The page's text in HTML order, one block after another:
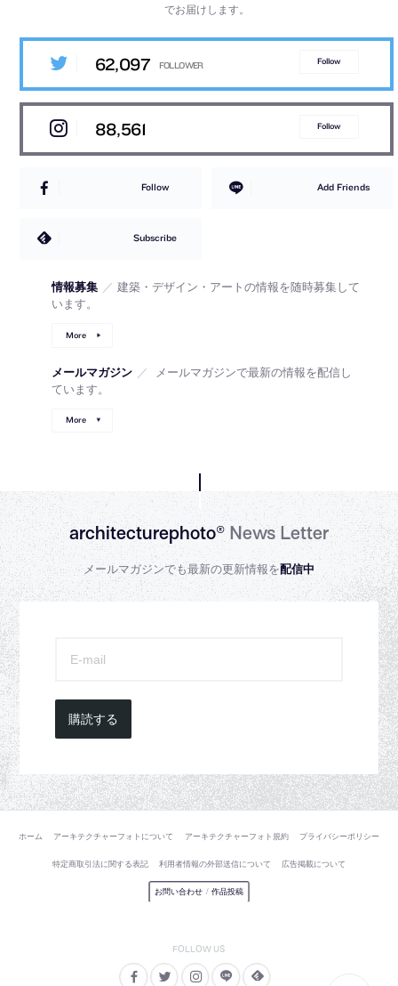
でお届けします。
62,097 Follow
88,561 Follow
Follow Add Friends
Subscribe
情報募集 ／ 建築・デザイン・アートの情報を随時募集して
います。
More
メールマガジン ／
メールマガジンで最新の情報を配信し
ています。
More
architecturephoto®News Letter
メールマガジンでも最新の更新情報を配信中
購読する
ホーム アーキテクチャーフォトについて アーキテクチャーフォト規約 プライバシーポリシー
特定商取引法に関する表記 利用者情報の外部送信について 広告掲載について
お問い合わせ / 作品投稿